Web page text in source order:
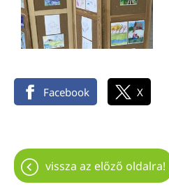
Facebook X
vissza az előző oldalra!